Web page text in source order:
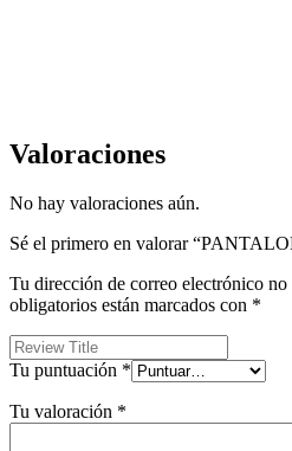
Valoraciones
No hay valoraciones aún.
Sé el primero en valorar
Tu dirección de correo electrónico no
obligatorios están marcados con *
Tu puntuación *
Tu valoración *